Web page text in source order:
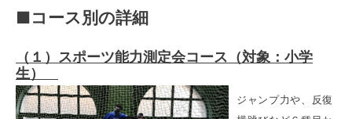
■コース別の詳細
（１）スポーツ能力測定会コース（対象：小学
生）
ジャンプ力や、反復